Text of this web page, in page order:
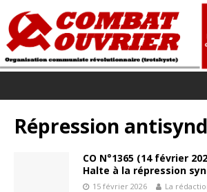
Répression
CO N°1365 (14 février
Halte à la répression
15 février 2026 La